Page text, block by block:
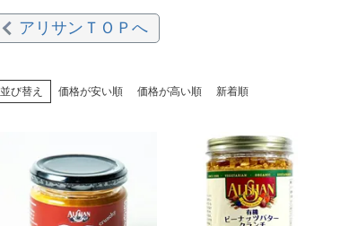
アリサンＴＯＰへ
並び替え 価格が安い順 価格が高い順 新着順